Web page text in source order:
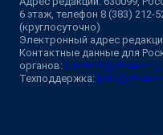
6 этаж, телефон 8 (383) 212-
(круглосуточно)
Электронный адрес
Контактные данные для
органов: juristnsk@shkulev.ru
Техподдержка: